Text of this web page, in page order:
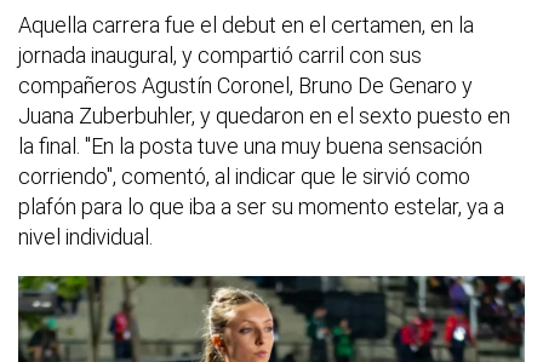
Aquella carrera fue el debut en el certamen, en la
jornada inaugural, y compartió carril con sus
compañeros Agustín Coronel, Bruno De Genaro y
Juana Zuberbuhler, y quedaron en el sexto puesto en
la final. "En la posta tuve una muy buena sensación
corriendo", comentó, al indicar que le sirvió como
plafón para lo que iba a ser su momento estelar, ya a
nivel individual.